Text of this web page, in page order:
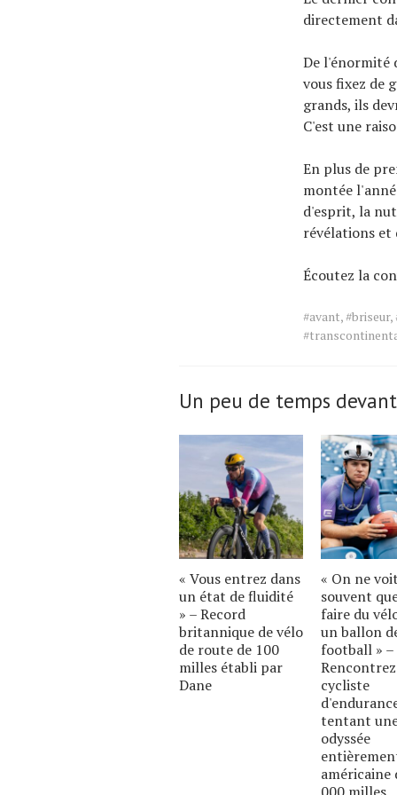
directement
De l'énormité
vous fixez de
grands, ils
C'est une
En plus de
montée
d'esprit, la
révélations et
Écoutez la
Tags
for
#avant,#briseur,
Un peu de temps
« Vous entrez dans
un état de fluidité
» – Record
britannique de vélo
de route de 100
milles établi par
Dane
« On ne
souvent
faire du
un ballon
football » –
cycliste
tentant
odyssée
américaine